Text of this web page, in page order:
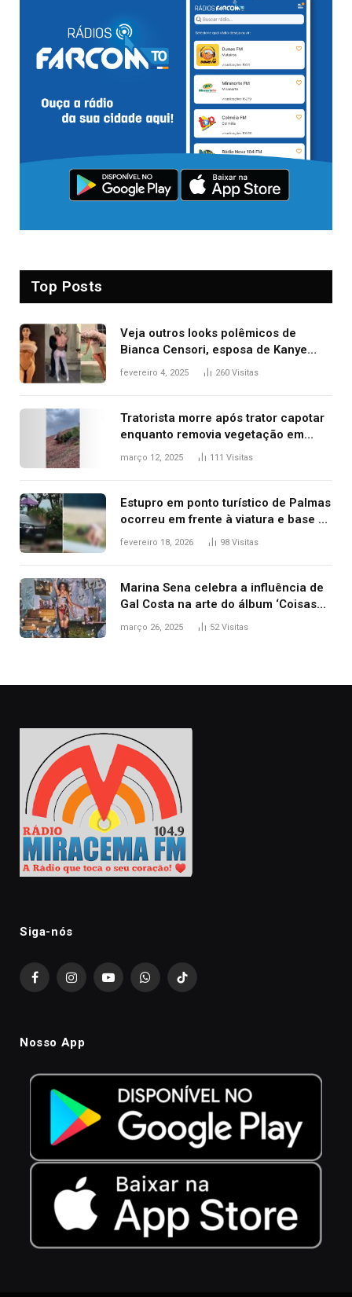
Top Posts
Veja outros looks polêmicos de
Bianca Censori, esposa de Kanye
West que apareceu nua no Grammy
fevereiro 4, 2025 260 Visitas
Tratorista morre após trator capotar
enquanto removia vegetação em
ribanceira de rodovia
março 12, 2025 111 Visitas
Estupro em ponto turístico de Palmas
ocorreu em frente à viatura e base de
segurança; polícia investiga
fevereiro 18, 2026 98 Visitas
Marina Sena celebra a influência de
Gal Costa na arte do álbum ‘Coisas
naturais’
março 26, 2025 52Visitas
Siga-nós
FacebookInstagramYouTubeWhatsAppTikTok
Nosso App